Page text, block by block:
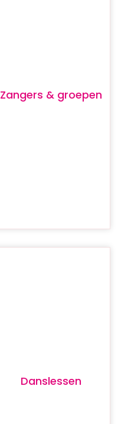
Zangers & groepen
Danslessen